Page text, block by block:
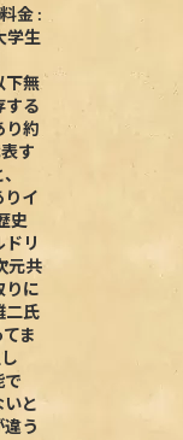
金 :
学生
無
する
り約
す
りイ
史
リ
元共
りに
二氏
ま
で
と
う